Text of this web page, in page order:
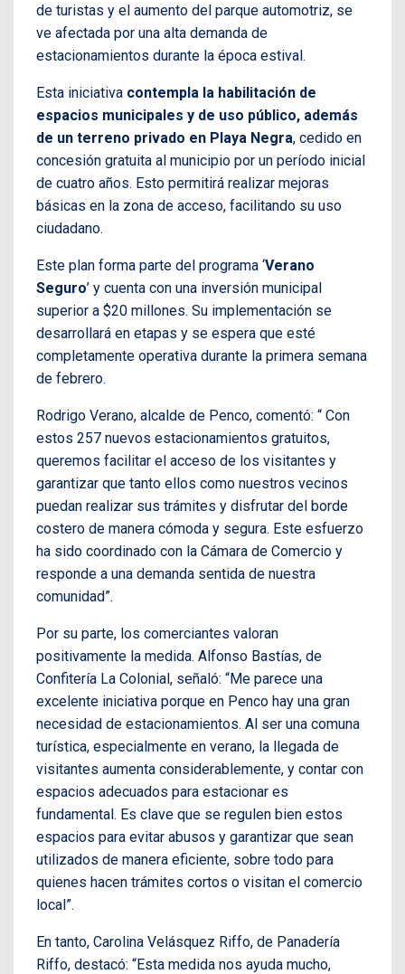
de turistas y el aumento del parque automotriz, se
ve afectada por una alta demanda de
estacionamientos durante la época estival.
Esta iniciativa contempla la habilitación de
espacios municipales y de uso público, además
de un terreno privado en Playa Negra, cedido en
concesión gratuita al municipio por un período inicial
de cuatro años. Esto permitirá realizar mejoras
básicas en la zona de acceso, facilitando su uso
ciudadano.
Este plan forma parte del programa ‘Verano
Seguro’ y cuenta con una inversión municipal
superior a $20 millones. Su implementación se
desarrollará en etapas y se espera que esté
completamente operativa durante la primera semana
de febrero.
Rodrigo Verano, alcalde de Penco, comentó: “ Con
estos 257 nuevos estacionamientos gratuitos,
queremos facilitar el acceso de los visitantes y
garantizar que tanto ellos como nuestros vecinos
puedan realizar sus trámites y disfrutar del borde
costero de manera cómoda y segura. Este esfuerzo
ha sido coordinado con la Cámara de Comercio y
responde a una demanda sentida de nuestra
comunidad”.
Por su parte, los comerciantes valoran
positivamente la medida. Alfonso Bastías, de
Confitería La Colonial, señaló: “Me parece una
excelente iniciativa porque en Penco hay una gran
necesidad de estacionamientos. Al ser una comuna
turística, especialmente en verano, la llegada de
visitantes aumenta considerablemente, y contar con
espacios adecuados para estacionar es
fundamental. Es clave que se regulen bien estos
espacios para evitar abusos y garantizar que sean
utilizados de manera eficiente, sobre todo para
quienes hacen trámites cortos o visitan el comercio
local”.
En tanto, Carolina Velásquez Riffo, de Panadería
Riffo, destacó: “Esta medida nos ayuda mucho,